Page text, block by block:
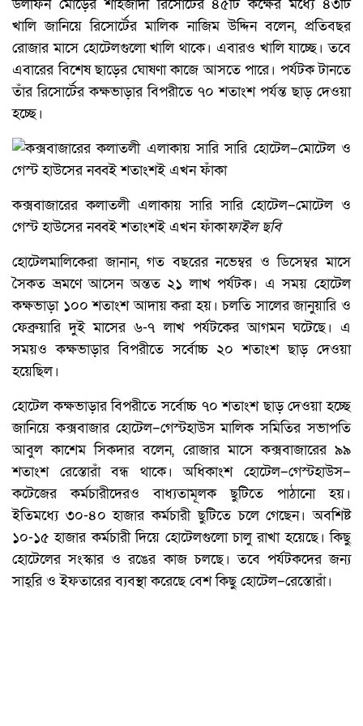
ডলফিন মোড়ের শাহজাদী রিসোর্টের ৪৫টি কক্ষের মধ্যে ৪৩টি
খালি জানিয়ে রিসোর্টের মালিক নাজিম উদ্দিন বলেন, প্রতিবছর
রোজার মাসে হোটেলগুলো খালি থাকে। এবারও খালি যাচ্ছে। তবে
এবারের বিশেষ ছাড়ের ঘোষণা কাজে আসতে পারে। পর্যটক টানতে
তাঁর রিসোর্টের কক্ষভাড়ার বিপরীতে ৭০ শতাংশ পর্যন্ত ছাড় দেওয়া
হচ্ছে।
কক্সবাজারের কলাতলী এলাকায় সারি সারি হোটেল–মোটেল ও
গেস্ট হাউসের নব্বই শতাংশই এখন ফাঁকাফাইল ছবি
হোটেলমালিকেরা জানান, গত বছরের নভেম্বর ও ডিসেম্বর মাসে
সৈকত ভ্রমণে আসেন অন্তত ২১ লাখ পর্যটক। এ সময় হোটেল
কক্ষভাড়া ১০০ শতাংশ আদায় করা হয়। চলতি সালের জানুয়ারি ও
ফেব্রুয়ারি দুই মাসের ৬-৭ লাখ পর্যটকের আগমন ঘটেছে। এ
সময়ও কক্ষভাড়ার বিপরীতে সর্বোচ্চ ২০ শতাংশ ছাড় দেওয়া
হয়েছিল।
হোটেল কক্ষভাড়ার বিপরীতে সর্বোচ্চ ৭০ শতাংশ ছাড় দেওয়া হচ্ছে
জানিয়ে কক্সবাজার হোটেল–গেস্টহাউস মালিক সমিতির সভাপতি
আবুল কাশেম সিকদার বলেন, রোজার মাসে কক্সবাজারের ৯৯
শতাংশ রেস্তোরাঁ বন্ধ থাকে। অধিকাংশ হোটেল–গেস্টহাউস–
কটেজের কর্মচারীদেরও বাধ্যতামূলক ছুটিতে পাঠানো হয়।
ইতিমধ্যে ৩০-৪০ হাজার কর্মচারী ছুটিতে চলে গেছেন। অবশিষ্ট
১০-১৫ হাজার কর্মচারী দিয়ে হোটেলগুলো চালু রাখা হয়েছে। কিছু
হোটেলের সংস্কার ও রঙের কাজ চলছে। তবে পর্যটকদের জন্য
সাহ্‌রি ও ইফতারের ব্যবস্থা করেছে বেশ কিছু হোটেল–রেস্তোরাঁ।